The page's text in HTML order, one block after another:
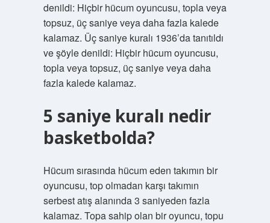
denildi: Hiçbir hücum oyuncusu, topla veya
topsuz, üç saniye veya daha fazla kalede
kalamaz. Üç saniye kuralı 1936’da tanıtıldı
ve şöyle denildi: Hiçbir hücum oyuncusu,
topla veya topsuz, üç saniye veya daha
fazla kalede kalamaz.
5 saniye kuralı nedir
basketbolda?
Hücum sırasında hücum eden takımın bir
oyuncusu, top olmadan karşı takımın
serbest atış alanında 3 saniyeden fazla
kalamaz. Topa sahip olan bir oyuncu, topu